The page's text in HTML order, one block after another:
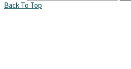
Back To Top